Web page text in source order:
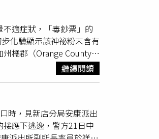
得處新臺幣1萬元以上5
對身心危害甚鉅，切勿
適症狀，「毒鈔票」的
化驗顯示該神祕粉末含有
橘郡（Orange County）
店員，2月7日在賣場走
經理後，便感到異常頭
象穩定，但受到驚嚇的
Azarcon）指出，經過化
時也是製造非法毒品安非
檢查，確認環境已無安全
繼續閱讀
時，見新店分局安康派出
應下逃逸，警方21日中